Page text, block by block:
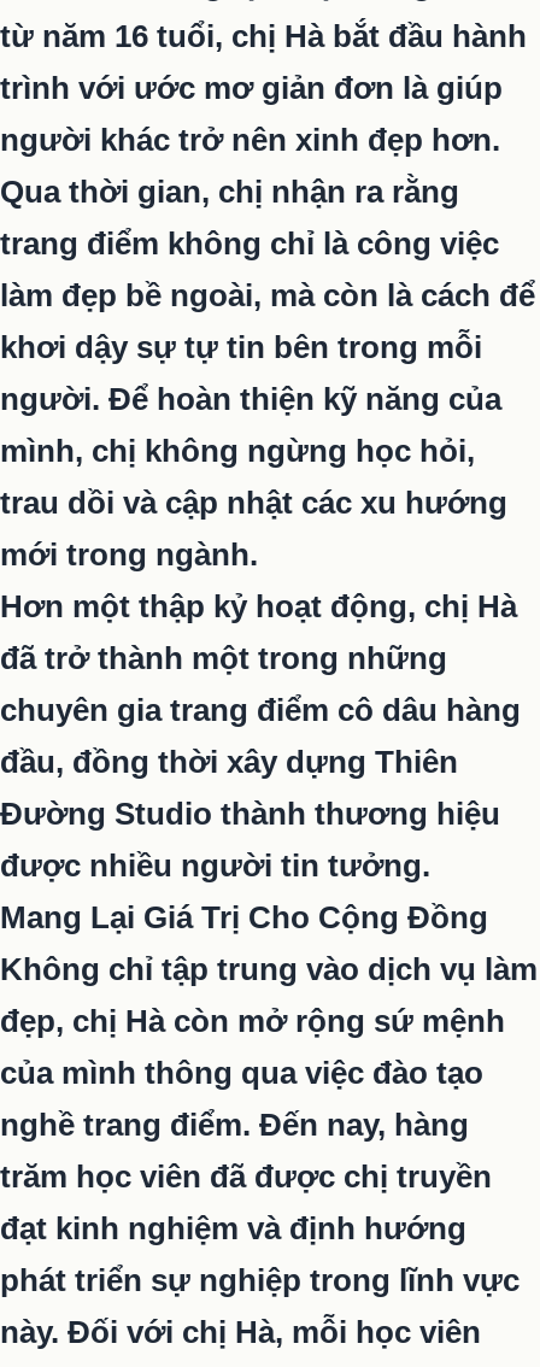
từ năm 16 tuổi, chị Hà bắt đầu hành
trình với ước mơ giản đơn là giúp
người khác trở nên xinh đẹp hơn.
Qua thời gian, chị nhận ra rằng
trang điểm không chỉ là công việc
làm đẹp bề ngoài, mà còn là cách để
khơi dậy sự tự tin bên trong mỗi
người. Để hoàn thiện kỹ năng của
mình, chị không ngừng học hỏi,
trau dồi và cập nhật các xu hướng
mới trong ngành.
Hơn một thập kỷ hoạt động, chị Hà
đã trở thành một trong những
chuyên gia trang điểm cô dâu hàng
đầu, đồng thời xây dựng Thiên
Đường Studio thành thương hiệu
được nhiều người tin tưởng.
Mang Lại Giá Trị Cho Cộng Đồng
Không chỉ tập trung vào dịch vụ làm
đẹp, chị Hà còn mở rộng sứ mệnh
của mình thông qua việc đào tạo
nghề trang điểm. Đến nay, hàng
trăm học viên đã được chị truyền
đạt kinh nghiệm và định hướng
phát triển sự nghiệp trong lĩnh vực
này. Đối với chị Hà, mỗi học viên